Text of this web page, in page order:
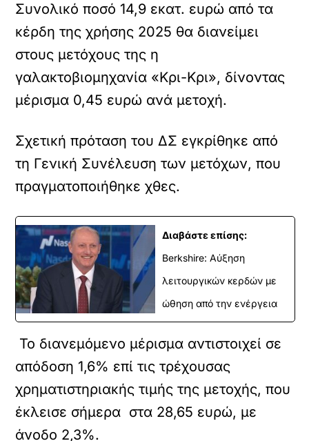
Συνολικό ποσό 14,9 εκατ. ευρώ από τα
κέρδη της χρήσης 2025 θα διανείμει
στους μετόχους της η
γαλακτοβιομηχανία «Κρι-Κρι», δίνοντας
μέρισμα 0,45 ευρώ ανά μετοχή.
Σχετική πρόταση του ΔΣ εγκρίθηκε από
τη Γενική Συνέλευση των μετόχων, που
πραγματοποιήθηκε χθες.
Διαβάστε επίσης:
Berkshire: Αύξηση
λειτουργικών κερδών με
ώθηση από την ενέργεια
Το διανεμόμενο μέρισμα αντιστοιχεί σε
απόδοση 1,6% επί τις τρέχουσας
χρηματιστηριακής τιμής της μετοχής, που
έκλεισε σήμερα στα 28,65 ευρώ, με
άνοδο 2,3%.